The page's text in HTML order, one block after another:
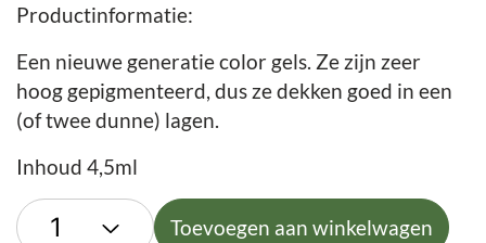
Productinformatie:
Een nieuwe generatie color gels. Ze zijn zeer
hoog gepigmenteerd, dus ze dekken goed in een
(of twee dunne) lagen.
Inhoud 4,5ml
Toevoegen aan winkelwagen